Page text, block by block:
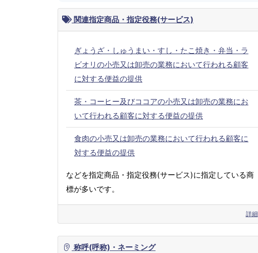
関連指定商品・指定役務(サービス)
ぎょうざ・しゅうまい・すし・たこ焼き・弁当・ラ
ビオリの小売又は卸売の業務において行われる顧客
に対する便益の提供
茶・コーヒー及びココアの小売又は卸売の業務にお
いて行われる顧客に対する便益の提供
食肉の小売又は卸売の業務において行われる顧客に
対する便益の提供
などを指定商品・指定役務(サービス)に指定している商
標が多いです。
詳細
称呼(呼称)・ネーミング